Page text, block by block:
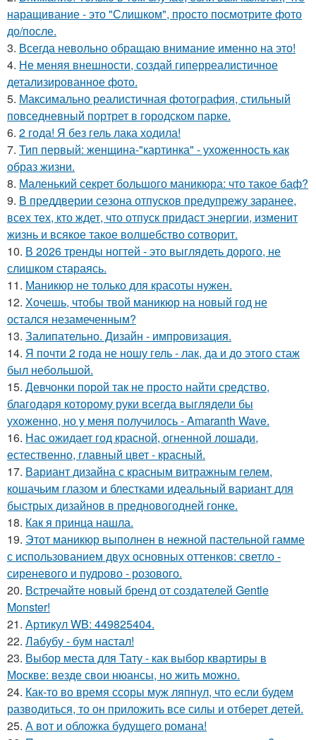
наращивание - это "Слишком", просто посмотрите фото
до/после.
3. Всегда невольно обращаю внимание именно на это!
4. Не меняя внешности, создай гиперреалистичное
детализированное фото.
5. Максимально реалистичная фотография, стильный
повседневный портрет в городском парке.
6. 2 года! Я без гель лака ходила!
7. Тип первый: женщина-"картинка" - ухоженность как
образ жизни.
8. Маленький секрет большого маникюра: что такое баф?
9. В преддверии сезона отпусков предупрежу заранее,
всех тех, кто ждет, что отпуск придаст энергии, изменит
жизнь и всякое такое волшебство сотворит.
10. В 2026 тренды ногтей - это выглядеть дорого, не
слишком стараясь.
11. Маникюр не только для красоты нужен.
12. Хочешь, чтобы твой маникюр на новый год не
остался незамеченным?
13. Залипательно. Дизайн - импровизация.
14. Я почти 2 года не ношу гель - лак, да и до этого стаж
был небольшой.
15. Девчонки порой так не просто найти средство,
благодаря которому руки всегда выглядели бы
ухоженно, но у меня получилось - Amaranth Wave.
16. Нас ожидает год красной, огненной лошади,
естественно, главный цвет - красный.
17. Вариант дизайна с красным витражным гелем,
кошачьим глазом и блестками идеальный вариант для
быстрых дизайнов в предновогодней гонке.
18. Как я принца нашла.
19. Этот маникюр выполнен в нежной пастельной гамме
с использованием двух основных оттенков: светло -
сиреневого и пудрово - розового.
20. Встречайте новый бренд от создателей Gentle
Monster!
21. Артикул WB: 449825404.
22. Лабубу - бум настал!
23. Выбор места для Тату - как выбор квартиры в
Москве: везде свои нюансы, но жить можно.
24. Как-то во время ссоры муж ляпнул, что если будем
разводиться, то он приложить все силы и отберет детей.
25. А вот и обложка будущего романа!